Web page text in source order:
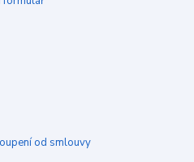
od smlouvy